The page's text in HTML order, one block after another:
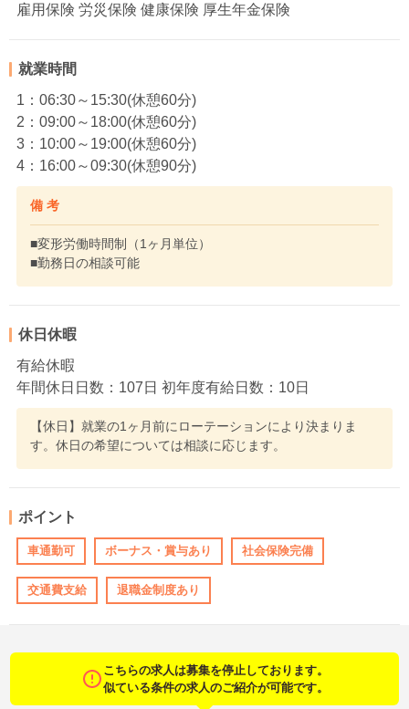
雇用保険 労災保険 健康保険 厚生年金保険
就業時間
1：06:30～15:30(休憩60分)
2：09:00～18:00(休憩60分)
3：10:00～19:00(休憩60分)
4：16:00～09:30(休憩90分)
備 考
■変形労働時間制（1ヶ月単位）
■勤務日の相談可能
休日休暇
有給休暇
年間休日日数：107日 初年度有給日数：10日
【休日】就業の1ヶ月前にローテーションにより決まりま
す。休日の希望については相談に応じます。
ポイント
車通勤可 ボーナス・賞与あり 社会保険完備
交通費支給 退職金制度あり
こちらの求人は募集を停止しております。
似ている条件の求人のご紹介が可能です。